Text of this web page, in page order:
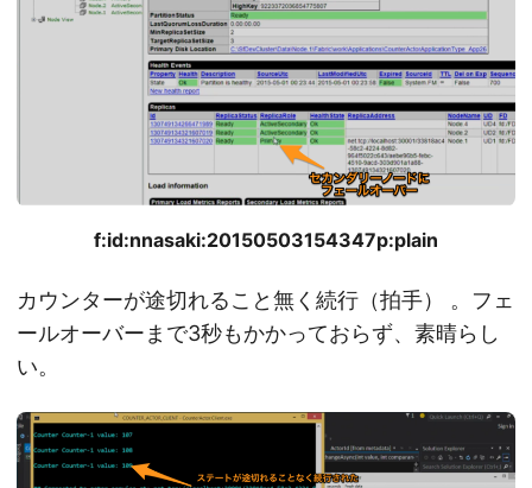
f:id:nnasaki:20150503154347p:plain
カウンターが途切れること無く続行（拍手） 。フェ
ールオーバーまで3秒もかかっておらず、素晴らし
い。